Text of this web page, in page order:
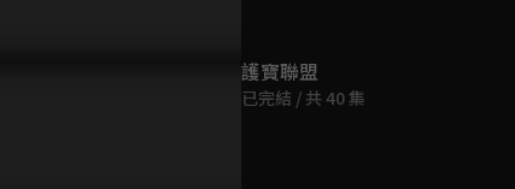
護寶聯盟
已完結 / 共 40 集